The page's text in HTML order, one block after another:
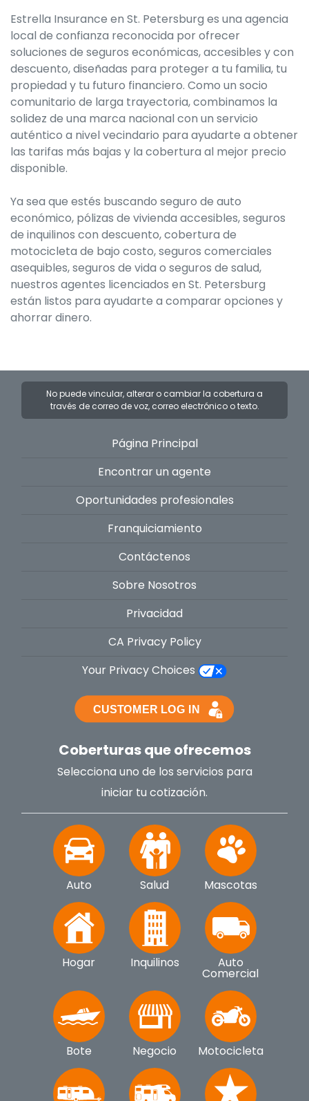
Estrella Insurance en St. Petersburg es una agencia
local de confianza reconocida por ofrecer
soluciones de seguros económicas, accesibles y con
descuento, diseñadas para proteger a tu familia, tu
propiedad y tu futuro financiero. Como un socio
comunitario de larga trayectoria, combinamos la
solidez de una marca nacional con un servicio
auténtico a nivel vecindario para ayudarte a obtener
las tarifas más bajas y la cobertura al mejor precio
disponible.
Ya sea que estés buscando seguro de auto
económico, pólizas de vivienda accesibles, seguros
de inquilinos con descuento, cobertura de
motocicleta de bajo costo, seguros comerciales
asequibles, seguros de vida o seguros de salud,
nuestros agentes licenciados en St. Petersburg
están listos para ayudarte a comparar opciones y
ahorrar dinero.
No puede vincular, alterar o cambiar la cobertura a
través de correo de voz, correo electrónico o texto.
Página Principal
Encontrar un agente
Oportunidades profesionales
Franquiciamiento
Contáctenos
Sobre Nosotros
Privacidad
CA Privacy Policy
Your Privacy Choices
Coberturas que ofrecemos
Selecciona uno de los servicios para
iniciar tu cotización.
Auto Salud Mascotas
Hogar Inquilinos Auto
Comercial
Bote Negocio Motocicleta